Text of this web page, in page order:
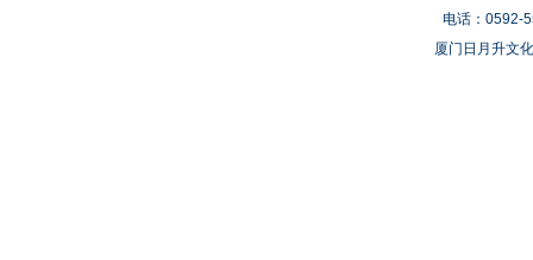
电话：0592-
厦门日月升文